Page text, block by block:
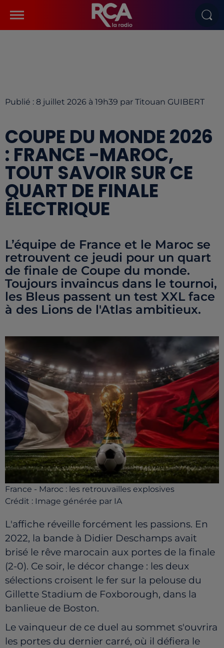
Publié : 8 juillet 2026 à 19h39 par Titouan GUIBERT
COUPE DU MONDE 2026
: FRANCE -MAROC,
TOUT SAVOIR SUR CE
QUART DE FINALE
ÉLECTRIQUE
L’équipe de France et le Maroc se
retrouvent ce jeudi pour un quart
de finale de Coupe du monde.
Toujours invaincus dans le tournoi,
les Bleus passent un test XXL face
à des Lions de l'Atlas ambitieux.
France - Maroc : les retrouvailles explosives
Crédit : Image générée par IA
L'affiche réveille forcément les passions. En
2022, la bande à Didier Deschamps avait
brisé le rêve marocain aux portes de la finale
(2-0). Ce soir, le décor change : les deux
sélections croisent le fer sur la pelouse du
Gillette Stadium de Foxborough, dans la
banlieue de Boston.
Le vainqueur de ce duel au sommet s'ouvrira
les portes du dernier carré, où il défiera le